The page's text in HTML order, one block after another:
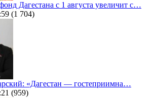
Дагестана с 1 августа увеличит с…
(1 704)
«Дагестан — гостеприимна…
(959)